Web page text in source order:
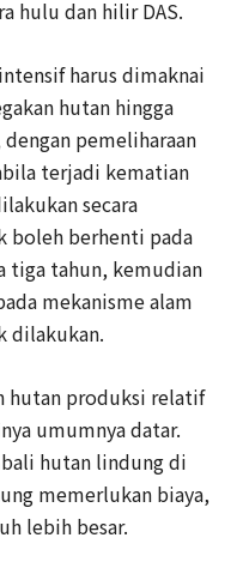
hulu dan hilir DAS.
harus dimaknai
hutan hingga
pemeliharaan
terjadi kematian
secara
boleh berhenti pada
tiga tahun, kemudian
mekanisme alam
dilakukan.
hutan produksi relatif
umumnya datar.
hutan lindung di
memerlukan biaya,
lebih besar.